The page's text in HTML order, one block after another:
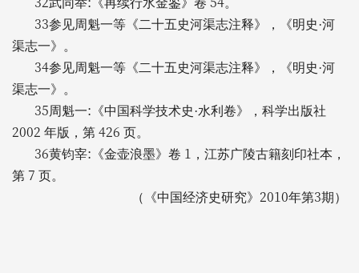
武同举 《再续行水金鉴》卷 。
33参见周魁一等《二十五史河渠志注释》，《明史·河
渠志一》。
34参见周魁一等《二十五史河渠志注释》，《明史·河
渠志一》。
35周魁一: 《中国科学技术史·水利卷》，科学出版社
2002 年版，第 426 页。
36黄钧宰: 《金壶浪墨》卷 1 ，江苏广陵古籍刻印社本，
第 7 页。
（《中国经济史研究》 2010年第3期）